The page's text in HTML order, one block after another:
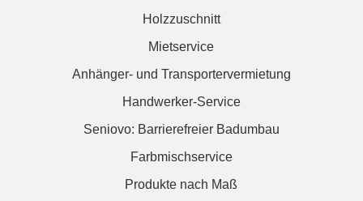
Holzzuschnitt
Mietservice
Anhänger- und Transportervermietung
Handwerker-Service
Seniovo: Barrierefreier Badumbau
Farbmischservice
Produkte nach Maß